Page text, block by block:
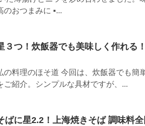
おつまみに ▪...
３つ！炊飯器でも美味しく作れる
の料理のほそ道 今回は、炊飯器でも簡
ご紹介。シンプルな具材ですが、...
ばに星2.2！上海焼きそば 調味料